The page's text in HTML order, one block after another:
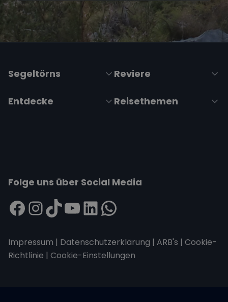
Segeltörns Reviere
Entdecke Reisethemen
Folge uns über Social Media
Impressum | Datenschutzerklärung | ARB's | Cookie-
Richtlinie | Cookie-Einstellungen